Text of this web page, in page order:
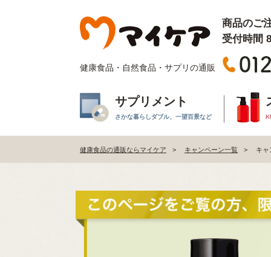
健康食品・自然食品・サプリの通販
商品のご
受付時間
サプリメント
さかな暮らしダブル、一望百景など
健康食品の通販ならマイケア キャンペーン一覧 キャ